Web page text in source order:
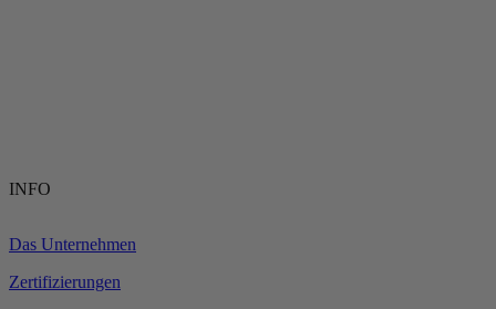
INFO
Das Unternehmen
Zertifizierungen